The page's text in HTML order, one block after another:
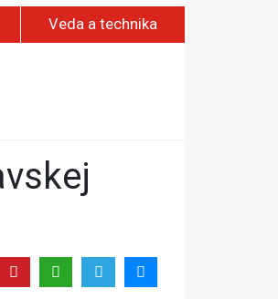
Veda a technika